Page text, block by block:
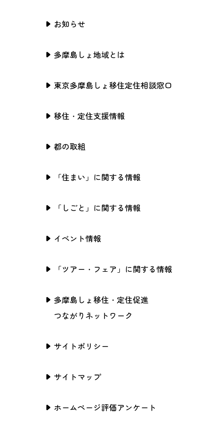
お知らせ
多摩島しょ地域とは
東京多摩島しょ移住定住相談窓口
移住・定住支援情報
都の取組
「住まい」に関する情報
「しごと」に関する情報
イベント情報
「ツアー・フェア」に関する情報
多摩島しょ移住・定住促進
つながりネットワーク
サイトポリシー
サイトマップ
ホームページ評価アンケート